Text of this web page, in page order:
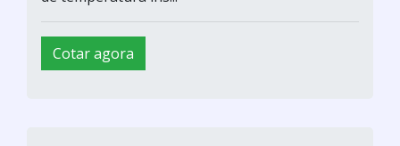
Cotar agora